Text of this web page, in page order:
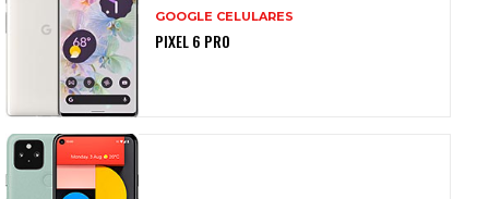
GOOGLE CELULARES
PIXEL 6 PRO